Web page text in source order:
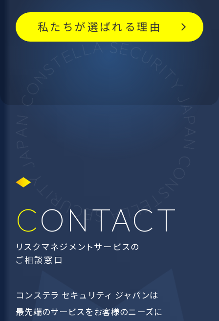
私たちが選ばれる理由
CONTACT
リスクマネジメントサービスの
ご相談窓口
コンステラ セキュリティ ジャパンは
最先端のサービスをお客様のニーズに